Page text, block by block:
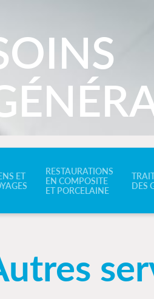
ET
RESTAURATIONS
EN COMPOSITE
ET PORCELAINE
DES